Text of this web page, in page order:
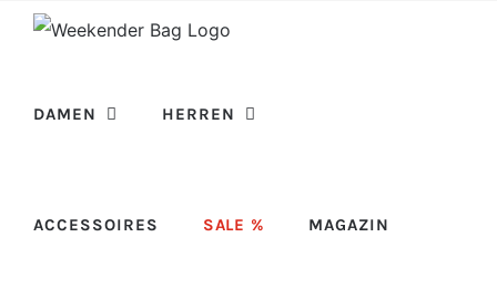
Skip
DAMEN HERREN
ACCESSOIRES SALE % MAGAZIN